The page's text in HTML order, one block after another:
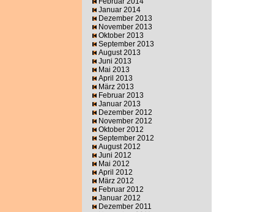
Januar 2014
Dezember 2013
November 2013
Oktober 2013
September 2013
August 2013
Juni 2013
Mai 2013
April 2013
März 2013
Februar 2013
Januar 2013
Dezember 2012
November 2012
Oktober 2012
September 2012
August 2012
Juni 2012
Mai 2012
April 2012
März 2012
Februar 2012
Januar 2012
Dezember 2011